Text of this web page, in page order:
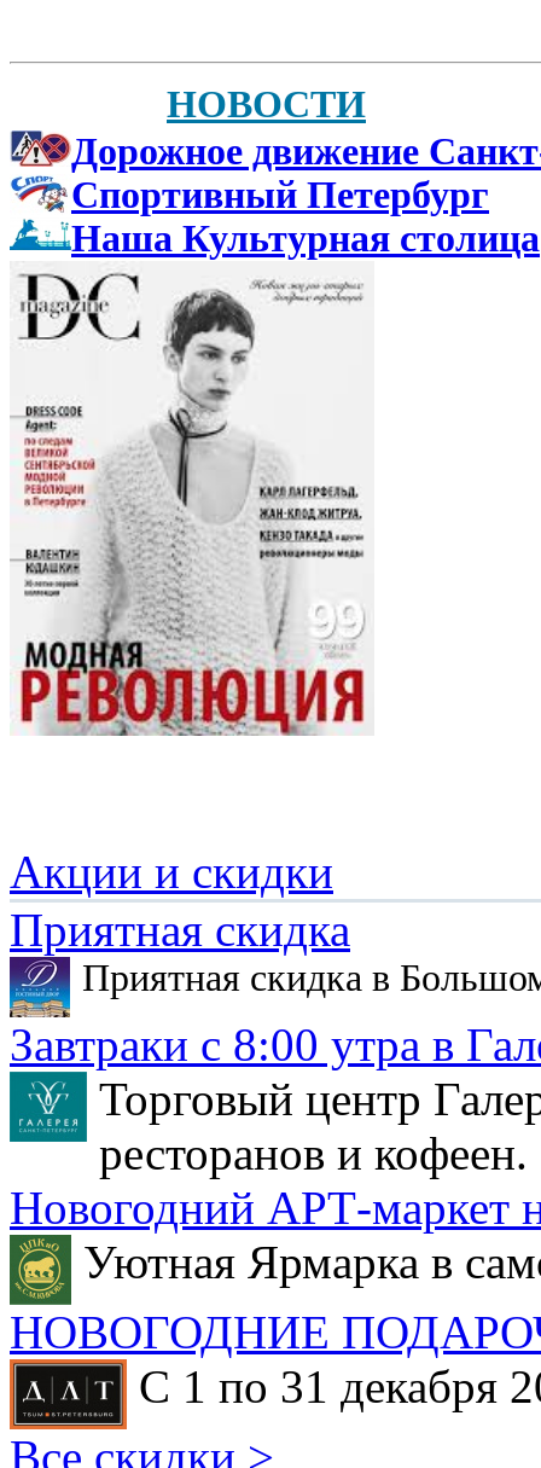
НОВОСТИ
Дорожное движение
Спортивный Петербург
Наша Культурная столица
Акции и скидки
Приятная скидка
Приятная скидка в
Завтраки с 8:00 утра в
Торговый центр
ресторанов и кофеен.
Новогодний АРТ-маркет
Уютная Ярмарка в
НОВОГОДНИЕ
С 1 по 31 декабря
Все скидки >